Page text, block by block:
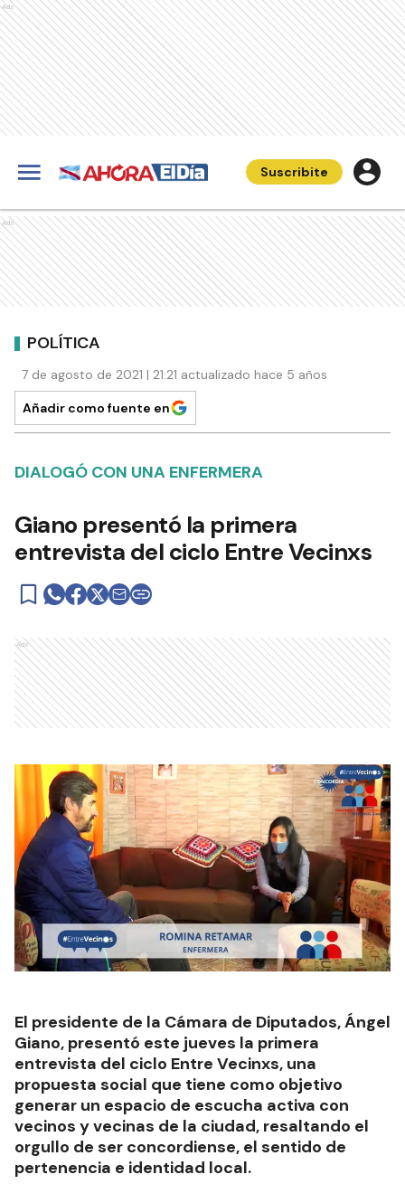
Ads
Suscribite
Ads
POLÍTICA
7 de agosto de 2021 | 21:21 actualizado hace 5 años
Añadir como fuente en
DIALOGÓ CON UNA ENFERMERA
Giano presentó la primera
entrevista del ciclo Entre Vecinxs
Ads
El presidente de la Cámara de Diputados, Ángel
Giano, presentó este jueves la primera
entrevista del ciclo Entre Vecinxs, una
propuesta social que tiene como objetivo
generar un espacio de escucha activa con
vecinos y vecinas de la ciudad, resaltando el
orgullo de ser concordiense, el sentido de
pertenencia e identidad local.